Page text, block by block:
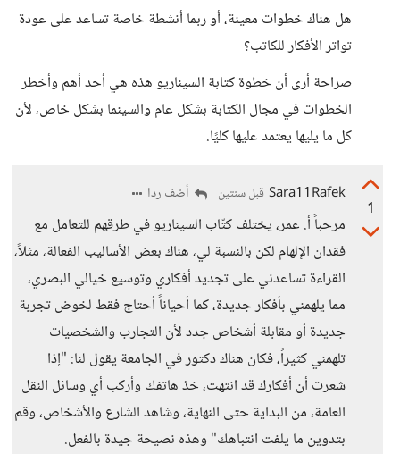
هل هناك خطوات معينة، أو ربما أنشطة خاصة تساعد على عودة
تواتر الأفكار للكاتب؟
صراحة أرى أن خطوة كتابة السيناريو هذه هي أحد أهم وأخطر
الخطوات في مجال الكتابة بشكل عام والسينما بشكل خاص، لأن
كل ما يليها يعتمد عليها كليًا.
1
Sara11Rafek قبل سنتين أضف ردا
مرحباً أ. عمر، يختلف كتّاب السيناريو في طرقهم للتعامل مع
فقدان الإلهام لكن بالنسبة لي، هناك بعض الأساليب الفعالة، مثلاً،
القراءة تساعدني على تجديد أفكاري وتوسيع خيالي البصري،
مما يلهمني بأفكار جديدة، كما أحياناً أحتاج فقط لخوض تجربة
جديدة أو مقابلة أشخاص جدد لأن التجارب والشخصيات
تلهمني كثيراً، فكان هناك دكتور في الجامعة يقول لنا: "إذا
شعرت أن أفكارك قد انتهت، خذ هاتفك وأركب أي وسائل النقل
العامة، من البداية حتى النهاية، وشاهد الشارع والأشخاص، وقم
بتدوين ما يلفت انتباهك" وهذه نصيحة جيدة بالفعل.